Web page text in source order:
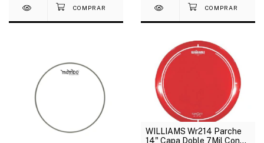
WILLIAMS Wr214 Parche
14" Capa Doble 7Mil Con